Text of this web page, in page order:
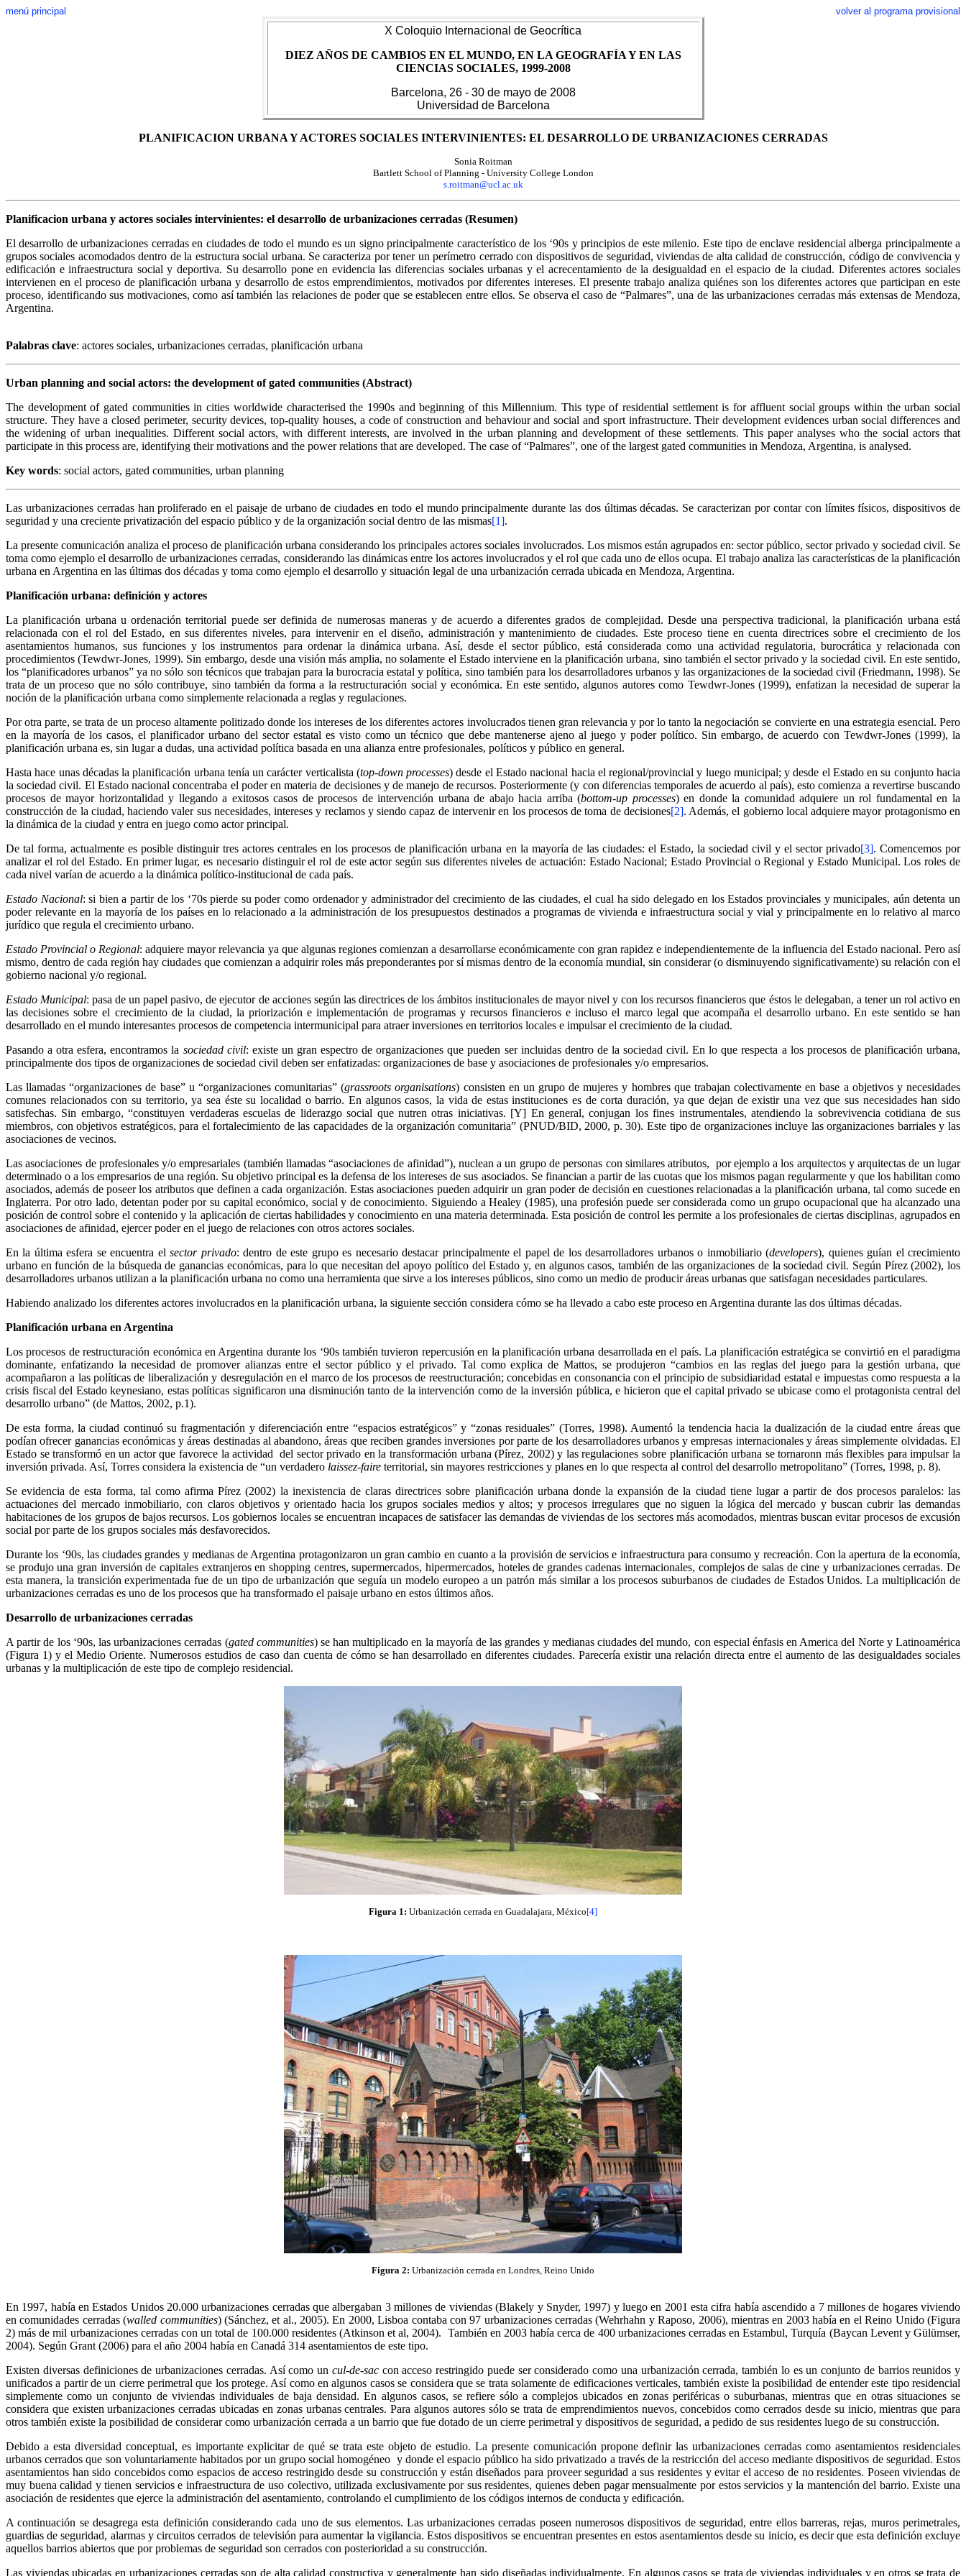
menú principal volver al programa provisional
X Coloquio Internacional de Geocrítica
DIEZ AÑOS DE CAMBIOS EN EL MUNDO, EN LA GEOGRAFÍA Y EN LAS
CIENCIAS SOCIALES, 1999-2008
Barcelona, 26 - 30 de mayo de 2008
Universidad de Barcelona
PLANIFICACION URBANA Y ACTORES SOCIALES INTERVINIENTES: EL DESARROLLO DE URBANIZACIONES CERRADAS
Sonia Roitman
Bartlett School of Planning - University College London
s.roitman@ucl.ac.uk
Planificacion urbana y actores sociales intervinientes: el desarrollo de urbanizaciones cerradas (Resumen)
El desarrollo de urbanizaciones cerradas en ciudades de todo el mundo es un signo principalmente característico de los ‘90s y principios de este milenio. Este tipo de enclave residencial alberga principalmente a
grupos sociales acomodados dentro de la estructura social urbana. Se caracteriza por tener un perímetro cerrado con dispositivos de seguridad, viviendas de alta calidad de construcción, código de convivencia y
edificación e infraestructura social y deportiva. Su desarrollo pone en evidencia las diferencias sociales urbanas y el acrecentamiento de la desigualdad en el espacio de la ciudad. Diferentes actores sociales
intervienen en el proceso de planificación urbana y desarrollo de estos emprendimientos, motivados por diferentes intereses. El presente trabajo analiza quiénes son los diferentes actores que participan en este
proceso, identificando sus motivaciones, como así también las relaciones de poder que se establecen entre ellos. Se observa el caso de “Palmares”, una de las urbanizaciones cerradas más extensas de Mendoza,
Argentina.
Palabras clave: actores sociales, urbanizaciones cerradas, planificación urbana
Urban planning and social actors: the development of gated communities (Abstract)
The development of gated communities in cities worldwide characterised the 1990s and beginning of this Millennium. This type of residential settlement is for affluent social groups within the urban social
structure. They have a closed perimeter, security devices, top-quality houses, a code of construction and behaviour and social and sport infrastructure. Their development evidences urban social differences and
the widening of urban inequalities. Different social actors, with different interests, are involved in the urban planning and development of these settlements. This paper analyses who the social actors that
participate in this process are, identifying their motivations and the power relations that are developed. The case of “Palmares”, one of the largest gated communities in Mendoza, Argentina, is analysed.
Key words: social actors, gated communities, urban planning
Las urbanizaciones cerradas han proliferado en el paisaje de urbano de ciudades en todo el mundo principalmente durante las dos últimas décadas. Se caracterizan por contar con límites físicos, dispositivos de
seguridad y una creciente privatización del espacio público y de la organización social dentro de las mismas[1].
La presente comunicación analiza el proceso de planificación urbana considerando los principales actores sociales involucrados. Los mismos están agrupados en: sector público, sector privado y sociedad civil. Se
toma como ejemplo el desarrollo de urbanizaciones cerradas, considerando las dinámicas entre los actores involucrados y el rol que cada uno de ellos ocupa. El trabajo analiza las características de la planificación
urbana en Argentina en las últimas dos décadas y toma como ejemplo el desarrollo y situación legal de una urbanización cerrada ubicada en Mendoza, Argentina.
Planificación urbana: definición y actores
La planificación urbana u ordenación territorial puede ser definida de numerosas maneras y de acuerdo a diferentes grados de complejidad. Desde una perspectiva tradicional, la planificación urbana está
relacionada con el rol del Estado, en sus diferentes niveles, para intervenir en el diseño, administración y mantenimiento de ciudades. Este proceso tiene en cuenta directrices sobre el crecimiento de los
asentamientos humanos, sus funciones y los instrumentos para ordenar la dinámica urbana. Así, desde el sector público, está considerada como una actividad regulatoria, burocrática y relacionada con
procedimientos (Tewdwr-Jones, 1999). Sin embargo, desde una visión más amplia, no solamente el Estado interviene en la planificación urbana, sino también el sector privado y la sociedad civil. En este sentido,
los “planificadores urbanos” ya no sólo son técnicos que trabajan para la burocracia estatal y política, sino también para los desarrolladores urbanos y las organizaciones de la sociedad civil (Friedmann, 1998). Se
trata de un proceso que no sólo contribuye, sino también da forma a la restructuración social y económica. En este sentido, algunos autores como Tewdwr-Jones (1999), enfatizan la necesidad de superar la
noción de la planificación urbana como simplemente relacionada a reglas y regulaciones.
Por otra parte, se trata de un proceso altamente politizado donde los intereses de los diferentes actores involucrados tienen gran relevancia y por lo tanto la negociación se convierte en una estrategia esencial. Pero
en la mayoría de los casos, el planificador urbano del sector estatal es visto como un técnico que debe mantenerse ajeno al juego y poder político. Sin embargo, de acuerdo con Tewdwr-Jones (1999), la
planificación urbana es, sin lugar a dudas, una actividad política basada en una alianza entre profesionales, políticos y público en general.
Hasta hace unas décadas la planificación urbana tenía un carácter verticalista (top-down processes) desde el Estado nacional hacia el regional/provincial y luego municipal; y desde el Estado en su conjunto hacia
la sociedad civil. El Estado nacional concentraba el poder en materia de decisiones y de manejo de recursos. Posteriormente (y con diferencias temporales de acuerdo al país), esto comienza a revertirse buscando
procesos de mayor horizontalidad y llegando a exitosos casos de procesos de intervención urbana de abajo hacia arriba (bottom-up processes) en donde la comunidad adquiere un rol fundamental en la
construcción de la ciudad, haciendo valer sus necesidades, intereses y reclamos y siendo capaz de intervenir en los procesos de toma de decisiones[2]. Además, el gobierno local adquiere mayor protagonismo en
la dinámica de la ciudad y entra en juego como actor principal.
De tal forma, actualmente es posible distinguir tres actores centrales en los procesos de planificación urbana en la mayoría de las ciudades: el Estado, la sociedad civil y el sector privado[3]. Comencemos por
analizar el rol del Estado. En primer lugar, es necesario distinguir el rol de este actor según sus diferentes niveles de actuación: Estado Nacional; Estado Provincial o Regional y Estado Municipal. Los roles de
cada nivel varían de acuerdo a la dinámica político-institucional de cada país.
Estado Nacional: si bien a partir de los ‘70s pierde su poder como ordenador y administrador del crecimiento de las ciudades, el cual ha sido delegado en los Estados provinciales y municipales, aún detenta un
poder relevante en la mayoría de los países en lo relacionado a la administración de los presupuestos destinados a programas de vivienda e infraestructura social y vial y principalmente en lo relativo al marco
jurídico que regula el crecimiento urbano.
Estado Provincial o Regional: adquiere mayor relevancia ya que algunas regiones comienzan a desarrollarse económicamente con gran rapidez e independientemente de la influencia del Estado nacional. Pero así
mismo, dentro de cada región hay ciudades que comienzan a adquirir roles más preponderantes por sí mismas dentro de la economía mundial, sin considerar (o disminuyendo significativamente) su relación con el
gobierno nacional y/o regional.
Estado Municipal: pasa de un papel pasivo, de ejecutor de acciones según las directrices de los ámbitos institucionales de mayor nivel y con los recursos financieros que éstos le delegaban, a tener un rol activo en
las decisiones sobre el crecimiento de la ciudad, la priorización e implementación de programas y recursos financieros e incluso el marco legal que acompaña el desarrollo urbano. En este sentido se han
desarrollado en el mundo interesantes procesos de competencia intermunicipal para atraer inversiones en territorios locales e impulsar el crecimiento de la ciudad.
Pasando a otra esfera, encontramos la sociedad civil: existe un gran espectro de organizaciones que pueden ser incluidas dentro de la sociedad civil. En lo que respecta a los procesos de planificación urbana,
principalmente dos tipos de organizaciones de sociedad civil deben ser enfatizadas: organizaciones de base y asociaciones de profesionales y/o empresarios.
Las llamadas “organizaciones de base” u “organizaciones comunitarias” (grassroots organisations) consisten en un grupo de mujeres y hombres que trabajan colectivamente en base a objetivos y necesidades
comunes relacionados con su territorio, ya sea éste su localidad o barrio. En algunos casos, la vida de estas instituciones es de corta duración, ya que dejan de existir una vez que sus necesidades han sido
satisfechas. Sin embargo, “constituyen verdaderas escuelas de liderazgo social que nutren otras iniciativas. [Y] En general, conjugan los fines instrumentales, atendiendo la sobrevivencia cotidiana de sus
miembros, con objetivos estratégicos, para el fortalecimiento de las capacidades de la organización comunitaria” (PNUD/BID, 2000, p. 30). Este tipo de organizaciones incluye las organizaciones barriales y las
asociaciones de vecinos.
Las asociaciones de profesionales y/o empresariales (también llamadas “asociaciones de afinidad”), nuclean a un grupo de personas con similares atributos, por ejemplo a los arquitectos y arquitectas de un lugar
determinado o a los empresarios de una región. Su objetivo principal es la defensa de los intereses de sus asociados. Se financian a partir de las cuotas que los mismos pagan regularmente y que los habilitan como
asociados, además de poseer los atributos que definen a cada organización. Estas asociaciones pueden adquirir un gran poder de decisión en cuestiones relacionadas a la planificación urbana, tal como sucede en
Inglaterra. Por otro lado, detentan poder por su capital económico, social y de conocimiento. Siguiendo a Healey (1985), una profesión puede ser considerada como un grupo ocupacional que ha alcanzado una
posición de control sobre el contenido y la aplicación de ciertas habilidades y conocimiento en una materia determinada. Esta posición de control les permite a los profesionales de ciertas disciplinas, agrupados en
asociaciones de afinidad, ejercer poder en el juego de relaciones con otros actores sociales.
En la última esfera se encuentra elsector privado: dentro de este grupo es necesario destacar principalmente el papel de los desarrolladores urbanos o inmobiliario (developers), quienes guían el crecimiento
urbano en función de la búsqueda de ganancias económicas, para lo que necesitan del apoyo político del Estado y, en algunos casos, también de las organizaciones de la sociedad civil. Según Pírez (2002), los
desarrolladores urbanos utilizan a la planificación urbana no como una herramienta que sirve a los intereses públicos, sino como un medio de producir áreas urbanas que satisfagan necesidades particulares.
Habiendo analizado los diferentes actores involucrados en la planificación urbana, la siguiente sección considera cómo se ha llevado a cabo este proceso en Argentina durante las dos últimas décadas.
Planificación urbana en Argentina
Los procesos de restructuración económica en Argentina durante los ‘90s también tuvieron repercusión en la planificación urbana desarrollada en el país. La planificación estratégica se convirtió en el paradigma
dominante, enfatizando la necesidad de promover alianzas entre el sector público y el privado. Tal como explica de Mattos, se produjeron “cambios en las reglas del juego para la gestión urbana, que
acompañaron a las políticas de liberalización y desregulación en el marco de los procesos de reestructuración; concebidas en consonancia con el principio de subsidiaridad estatal e impuestas como respuesta a la
crisis fiscal del Estado keynesiano, estas políticas significaron una disminución tanto de la intervención como de la inversión pública, e hicieron que el capital privado se ubicase como el protagonista central del
desarrollo urbano” (de Mattos, 2002, p.1).
De esta forma, la ciudad continuó su fragmentación y diferenciación entre “espacios estratégicos” y “zonas residuales” (Torres, 1998). Aumentó la tendencia hacia la dualización de la ciudad entre áreas que
podían ofrecer ganancias económicas y áreas destinadas al abandono, áreas que reciben grandes inversiones por parte de los desarrolladores urbanos y empresas internacionales y áreas simplemente olvidadas. El
Estado se transformó en un actor que favorece la actividad del sector privado en la transformación urbana (Pírez, 2002) y las regulaciones sobre planificación urbana se tornaronn más flexibles para impulsar la
inversión privada. Así, Torres considera la existencia de “un verdadero laissez-faire territorial, sin mayores restricciones y planes en lo que respecta al control del desarrollo metropolitano” (Torres, 1998, p. 8).
Se evidencia de esta forma, tal como afirma Pírez (2002) la inexistencia de claras directrices sobre planificación urbana donde la expansión de la ciudad tiene lugar a partir de dos procesos paralelos: las
actuaciones del mercado inmobiliario, con claros objetivos y orientado hacia los grupos sociales medios y altos; y procesos irregulares que no siguen la lógica del mercado y buscan cubrir las demandas
habitaciones de los grupos de bajos recursos. Los gobiernos locales se encuentran incapaces de satisfacer las demandas de viviendas de los sectores más acomodados, mientras buscan evitar procesos de excusión
social por parte de los grupos sociales más desfavorecidos.
Durante los ‘90s, las ciudades grandes y medianas de Argentina protagonizaron un gran cambio en cuanto a la provisión de servicios e infraestructura para consumo y recreación. Con la apertura de la economía,
se produjo una gran inversión de capitales extranjeros en shopping centres, supermercados, hipermercados, hoteles de grandes cadenas internacionales, complejos de salas de cine y urbanizaciones cerradas. De
esta manera, la transición experimentada fue de un tipo de urbanización que seguía un modelo europeo a un patrón más similar a los procesos suburbanos de ciudades de Estados Unidos. La multiplicación de
urbanizaciones cerradas es uno de los procesos que ha transformado el paisaje urbano en estos últimos años.
Desarrollo de urbanizaciones cerradas
A partir de los ‘90s, las urbanizaciones cerradas (gated communities) se han multiplicado en la mayoría de las grandes y medianas ciudades del mundo, con especial énfasis en America del Norte y Latinoamérica
(Figura 1) y el Medio Oriente. Numerosos estudios de caso dan cuenta de cómo se han desarrollado en diferentes ciudades. Parecería existir una relación directa entre el aumento de las desigualdades sociales
urbanas y la multiplicación de este tipo de complejo residencial.
Figura 1: Urbanización cerrada en Guadalajara, México[4]
Figura 2: Urbanización cerrada en Londres, Reino Unido
En 1997, había en Estados Unidos 20.000 urbanizaciones cerradas que albergaban 3 millones de viviendas (Blakely y Snyder, 1997) y luego en 2001 esta cifra había ascendido a 7 millones de hogares viviendo
en comunidades cerradas (walled communities) (Sánchez, et al., 2005). En 2000, Lisboa contaba con 97 urbanizaciones cerradas (Wehrhahn y Raposo, 2006), mientras en 2003 había en el Reino Unido (Figura
2) más de mil urbanizaciones cerradas con un total de 100.000 residentes (Atkinson et al, 2004). También en 2003 había cerca de 400 urbanizaciones cerradas en Estambul, Turquía (Baycan Levent y Gülümser,
2004). Según Grant (2006) para el año 2004 había en Canadá 314 asentamientos de este tipo.
Existen diversas definiciones de urbanizaciones cerradas. Así como un cul-de-saccon acceso restringido puede ser considerado como una urbanización cerrada, también lo es un conjunto de barrios reunidos y
unificados a partir de un cierre perimetral que los protege. Así como en algunos casos se considera que se trata solamente de edificaciones verticales, también existe la posibilidad de entender este tipo residencial
simplemente como un conjunto de viviendas individuales de baja densidad. En algunos casos, se refiere sólo a complejos ubicados en zonas periféricas o suburbanas, mientras que en otras situaciones se
considera que existen urbanizaciones cerradas ubicadas en zonas urbanas centrales. Para algunos autores sólo se trata de emprendimientos nuevos, concebidos como cerrados desde su inicio, mientras que para
otros también existe la posibilidad de considerar como urbanización cerrada a un barrio que fue dotado de un cierre perimetral y dispositivos de seguridad, a pedido de sus residentes luego de su construcción.
Debido a esta diversidad conceptual, es importante explicitar de qué se trata este objeto de estudio. La presente comunicación propone definir las urbanizaciones cerradas como asentamientos residenciales
urbanos cerrados que son voluntariamente habitados por un grupo social homogéneo y donde el espacio público ha sido privatizado a través de la restricción del acceso mediante dispositivos de seguridad. Estos
asentamientos han sido concebidos como espacios de acceso restringido desde su construcción y están diseñados para proveer seguridad a sus residentes y evitar el acceso de no residentes. Poseen viviendas de
muy buena calidad y tienen servicios e infraestructura de uso colectivo, utilizada exclusivamente por sus residentes, quienes deben pagar mensualmente por estos servicios y la mantención del barrio. Existe una
asociación de residentes que ejerce la administración del asentamiento, controlando el cumplimiento de los códigos internos de conducta y edificación.
A continuación se desagrega esta definición considerando cada uno de sus elementos. Las urbanizaciones cerradas poseen numerosos dispositivos de seguridad, entre ellos barreras, rejas, muros perimetrales,
guardias de seguridad, alarmas y circuitos cerrados de televisión para aumentar la vigilancia. Estos dispositivos se encuentran presentes en estos asentamientos desde su inicio, es decir que esta definición excluye
aquellos barrios abiertos que por problemas de seguridad son cerrados con posterioridad a su construcción.
Las viviendas ubicadas en urbanizaciones cerradas son de alta calidad constructiva y generalmente han sido diseñadas individualmente. En algunos casos se trata de viviendas individuales y en otros se trata de